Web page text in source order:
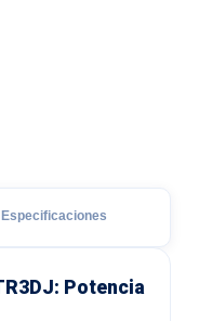
Especificaciones
Potencia